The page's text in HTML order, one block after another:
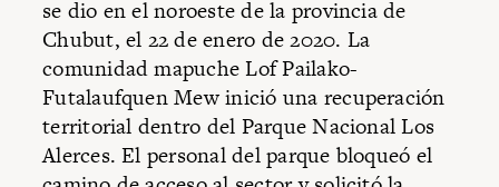
se dio en el noroeste de la provincia de
Chubut, el 22 de enero de 2020. La
comunidad mapuche Lof Pailako-
Futalaufquen Mew inició una recuperación
territorial dentro del Parque Nacional Los
Alerces. El personal del parque bloqueó el